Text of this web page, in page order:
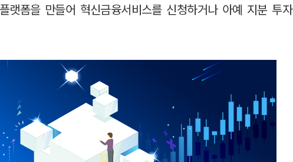
랫폼을 만들어 혁신금융서비스를 신청하거나 아예 지분 투자